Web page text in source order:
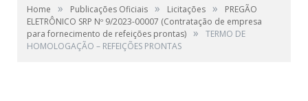
Home » Publicações Oficiais » Licitações »
PREGÃO
ELETRÔNICO SRP Nº 9/2023-00007 (Contratação de empresa
para fornecimento de refeições prontas) »
TERMO DE
HOMOLOGAÇÃO – REFEIÇÕES PRONTAS